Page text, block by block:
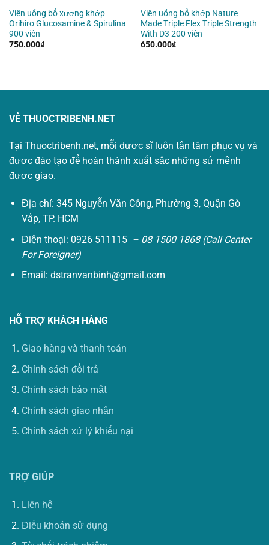
Viên uống bổ xương khớp
Orihiro Glucosamine & Spirulina
900 viên
750.000₫
Viên uống bổ khớp Nature
Made Triple Flex Triple Strength
With D3 200 viên
650.000₫
VỀ THUOCTRIBENH.NET
Tại Thuoctribenh.net, mỗi dược sĩ luôn tận tâm phục vụ và
được đào tạo để hoàn thành xuất sắc những sứ mệnh
được giao.
Địa chỉ: 345 Nguyễn Văn Công, Phường 3, Quận Gò
Vấp, TP. HCM
Điện thoại: 0926 511115 – 08 1500 1868 (Call Center
For Foreigner)
Email: dstranvanbinh@gmail.com
HỖ TRỢ KHÁCH HÀNG
Giao hàng và thanh toán
Chính sách đổi trả
Chính sách bảo mật
Chính sách giao nhận
Chính sách xử lý khiếu nại
TRỢ GIÚP
Liên hệ
Điều khoản sử dụng